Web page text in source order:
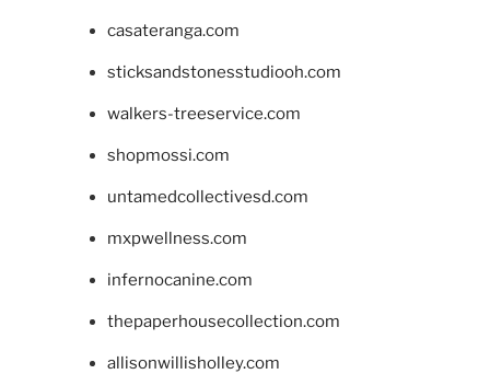
casateranga.com
sticksandstonesstudiooh.com
walkers-treeservice.com
shopmossi.com
untamedcollectivesd.com
mxpwellness.com
infernocanine.com
thepaperhousecollection.com
allisonwillisholley.com